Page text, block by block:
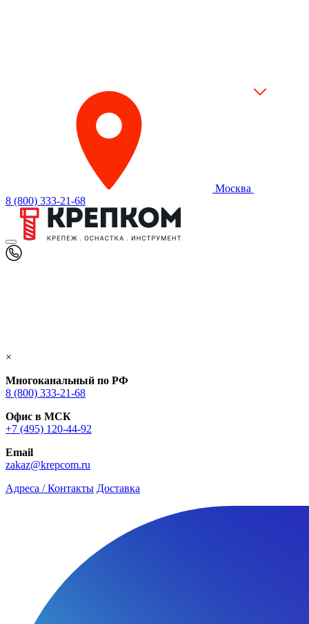
Москва
8 (800) 333-21-68
×
Многоканальный по РФ
8 (800) 333‑21-68
Офис в МСК
+7 (495) 120-44-92
Email
zakaz@krepcom.ru
Адреса / Контакты Доставка